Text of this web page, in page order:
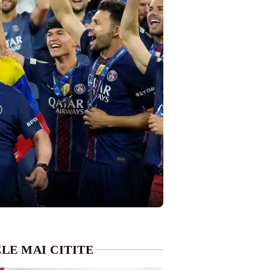
MAI CITITE